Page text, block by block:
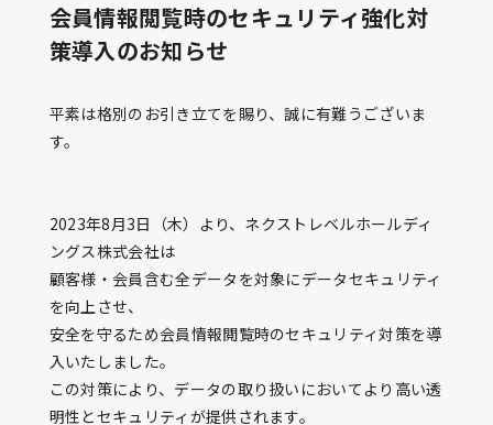
会員情報閲覧時のセキュリティ強化対
策導入のお知らせ
平素は格別のお引き立てを賜り、誠に有難うございま
す。
2023年8月3日（木）より、ネクストレベルホールディ
ングス株式会社は
顧客様・会員含む全データを対象にデータセキュリティ
を向上させ、
安全を守るため会員情報閲覧時のセキュリティ対策を導
入いたしました。
この対策により、データの取り扱いにおいてより高い透
明性とセキュリティが提供されます。